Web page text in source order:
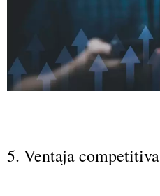
5. Ventaja competitiva